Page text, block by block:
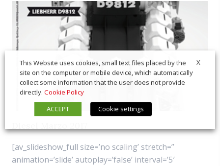
[av_slideshow_full size=’no scaling’ stretch=”
animation=’slide’ autoplay=’false’ interval=’5′
X
This Website uses cookies, small text files placed by the
site on the computer or mobile device, which automatically
collect some information that the user does not provide
directly. Cookie Policy
ACCEPT
Cookie settings